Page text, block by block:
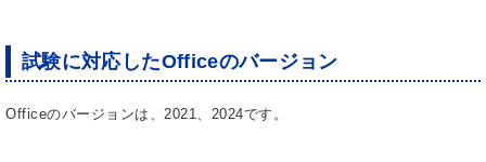
試験に対応したOfficeのバージョン
Officeのバージョンは、2021、2024です。